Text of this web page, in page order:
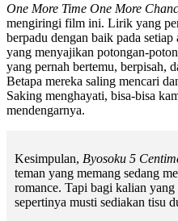
One More Time One More
mengiringi film ini. Lirik yang
berpadu dengan baik pada
yang menyajikan potongan-
yang pernah bertemu, berpisah,
Betapa mereka saling mencari
Saking menghayati, bisa-bisa
mendengarnya.
Kesimpulan, Byosoku 5
teman yang memang sedang
romance. Tapi bagi kalian
sepertinya musti sediakan tisu